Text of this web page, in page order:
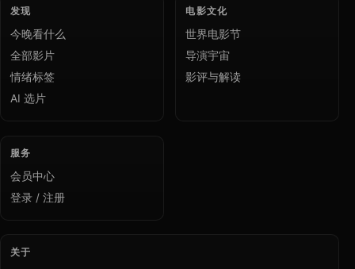
发现
今晚看什么
全部影片
情绪标签
AI 选片
电影文化
世界电影节
导演宇宙
影评与解读
服务
会员中心
登录 / 注册
关于